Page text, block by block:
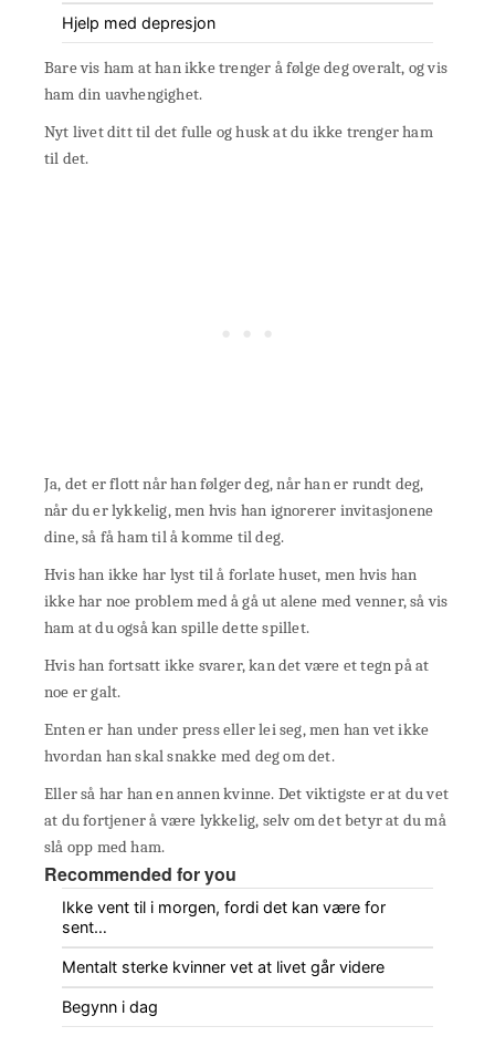
Hjelp med depresjon
Bare vis ham at han ikke trenger å følge deg overalt, og vis
ham din uavhengighet.
Nyt livet ditt til det fulle og husk at du ikke trenger ham
til det.
Ja, det er flott når han følger deg, når han er rundt deg,
når du er lykkelig, men hvis han ignorerer invitasjonene
dine, så få ham til å komme til deg.
Hvis han ikke har lyst til å forlate huset, men hvis han
ikke har noe problem med å gå ut alene med venner, så vis
ham at du også kan spille dette spillet.
Hvis han fortsatt ikke svarer, kan det være et tegn på at
noe er galt.
Enten er han under press eller lei seg, men han vet ikke
hvordan han skal snakke med deg om det.
Eller så har han en annen kvinne. Det viktigste er at du vet
at du fortjener å være lykkelig, selv om det betyr at du må
slå opp med ham.
Recommended for you
Ikke vent til i morgen, fordi det kan være for
sent…
Mentalt sterke kvinner vet at livet går videre
Begynn i dag